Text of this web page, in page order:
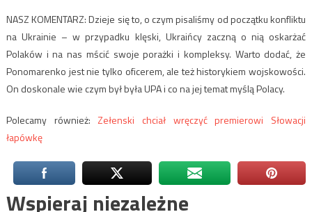
NASZ KOMENTARZ: Dzieje się to, o czym pisaliśmy od początku konfliktu
na Ukrainie – w przypadku klęski, Ukraińcy zaczną o nią oskarżać
Polaków i na nas mścić swoje porażki i kompleksy. Warto dodać, że
Ponomarenko jest nie tylko oficerem, ale też historykiem wojskowości.
On doskonale wie czym był była UPA i co na jej temat myślą Polacy.
Polecamy również:Zełenski chciał wręczyć premierowi Słowacji
łapówkę
Wspieraj niezależne